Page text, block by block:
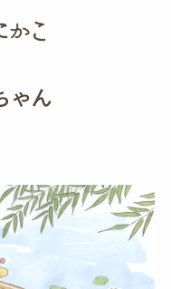
ゃん